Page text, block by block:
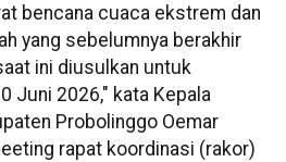
bencana cuaca ekstrem dan
yang sebelumnya berakhir
ini diusulkan untuk
Juni 2026," kata Kepala
Probolinggo Oemar
rapat koordinasi (rakor)